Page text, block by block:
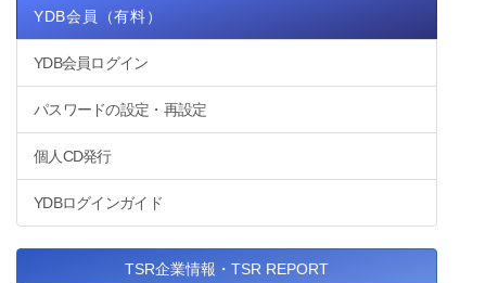
YDB会員（有料）
YDB会員ログイン
パスワードの設定・再設定
個人CD発行
YDBログインガイド
TSR企業情報・TSR REPORT